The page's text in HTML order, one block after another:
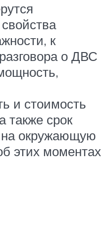
к
о ДВС
и стоимость
также срок
окружающую
этих моментах